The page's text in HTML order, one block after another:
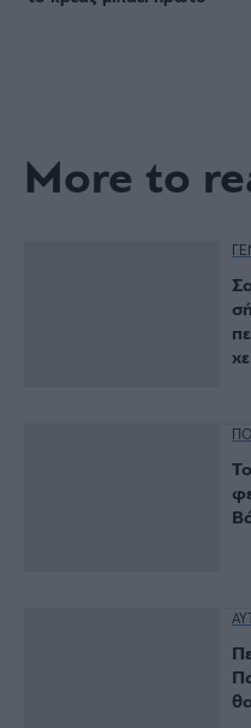
More to